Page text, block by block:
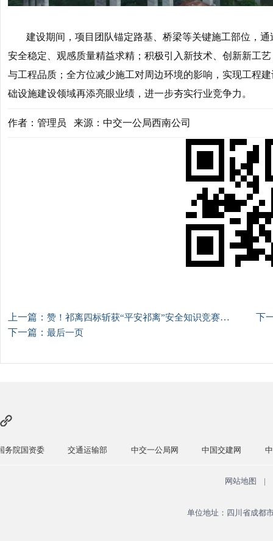
建设期间，项目团队锚定路基、桥梁等关键施工部位，
安全稳定、观感质量精益求精；积极引入新技术、创新新工
与工程品质；全方位减少施工对周边环境的影响，实现工程
础设施建设领域再添亮眼业绩，进一步夯实行业竞争力。
作者：管理员 来源：中交一公局西南公司
上一篇： 赞！祁离四标斩获“平安祁离”安全知识竞赛三等奖与“祁离杯”篮球赛亚军
下
下一篇： 最后一页
交通运输部 中交一公局网 中国交建网 中国交通新闻
网站地图 |
单位地址：四川省成都